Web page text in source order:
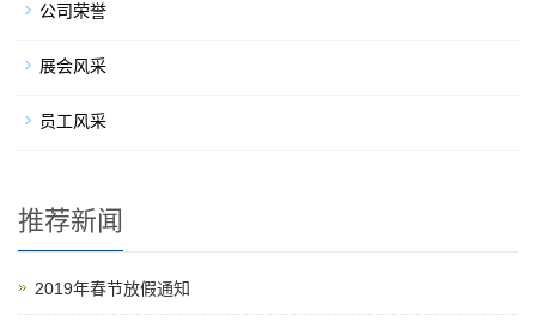
公司荣誉
展会风采
员工风采
推荐新闻
2019年春节放假通知